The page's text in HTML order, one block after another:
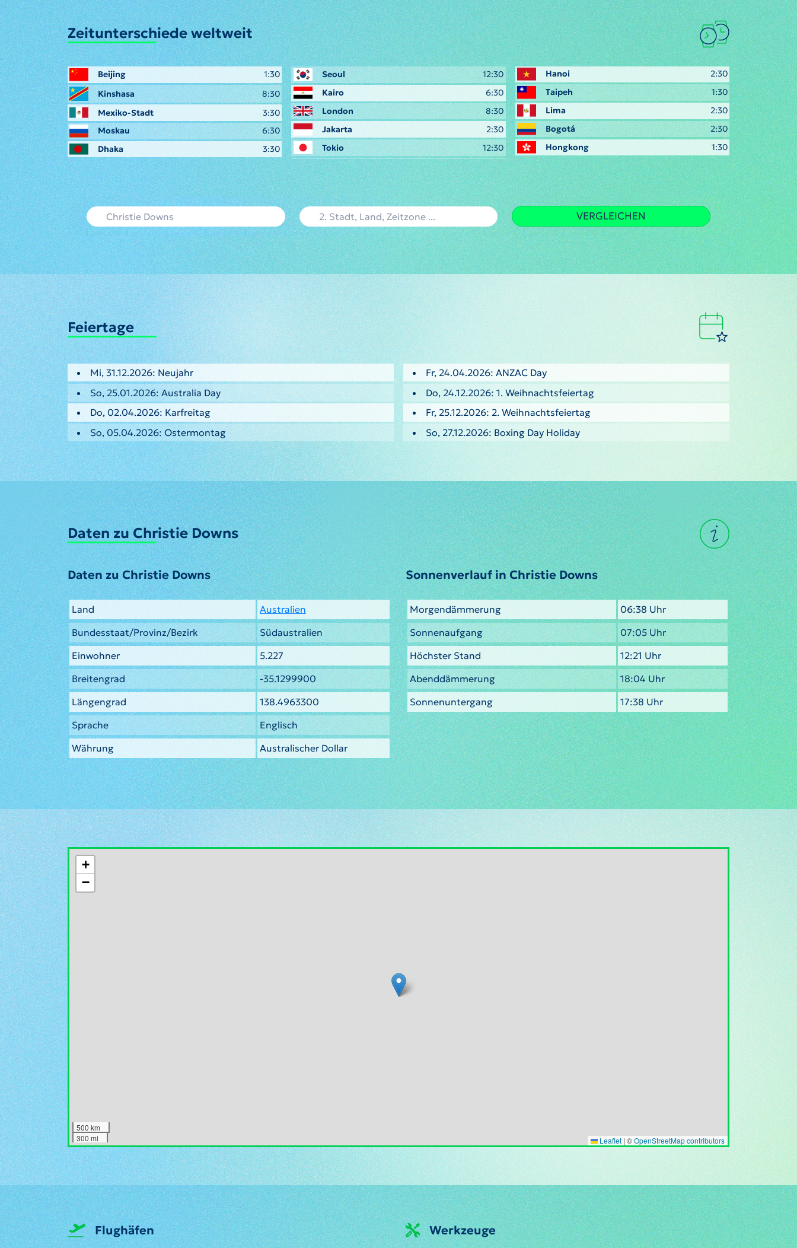
Zeitunterschiede weltweit
Beijing
1:30
Kinshasa
8:30
Mexiko-Stadt
3:30
Moskau
6:30
Dhaka
3:30
Seoul
12:30
Kairo
6:30
London
8:30
Jakarta
2:30
Tokio
12:30
Hanoi
2:30
Taipeh
1:30
Lima
2:30
Bogotá
2:30
Hongkong
1:30
VERGLEICHEN
Feiertage
Mi, 31.12.2026: Neujahr
So, 25.01.2026: Australia Day
Do, 02.04.2026: Karfreitag
So, 05.04.2026: Ostermontag
Fr, 24.04.2026: ANZAC Day
Do, 24.12.2026: 1. Weihnachtsfeiertag
Fr, 25.12.2026: 2. Weihnachtsfeiertag
So, 27.12.2026: Boxing Day Holiday
Daten zu Christie Downs
Daten zu Christie Downs
Land
Australien
Bundesstaat/Provinz/Bezirk
Südaustralien
Einwohner
5.227
Breitengrad
-35.1299900
Längengrad
138.4963300
Sprache
Englisch
Währung
Australischer Dollar
Sonnenverlauf in Christie Downs
Morgendämmerung
06:38 Uhr
Sonnenaufgang
07:05 Uhr
Höchster Stand
12:21 Uhr
Abenddämmerung
18:04 Uhr
Sonnenuntergang
17:38 Uhr
+
−
500 km
300 mi
Leaflet | ©OpenStreetMap contributors
Flughäfen Werkzeuge